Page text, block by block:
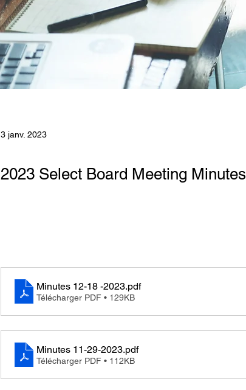
3 janv. 2023
2023 Select Board Meeting Minutes
Minutes 12-18 -2023.pdf
Télécharger PDF • 129KB
Minutes 11-29-2023.pdf
Télécharger PDF • 112KB